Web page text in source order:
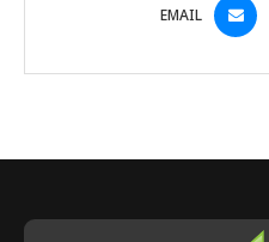
EMAIL